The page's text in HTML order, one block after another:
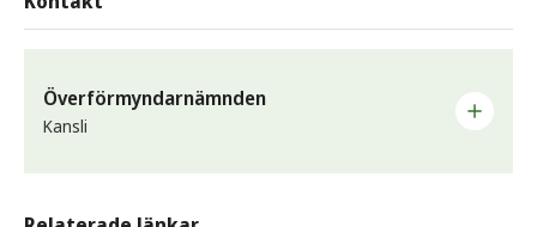
Överförmyndarnämnden
Kansli
förmynderskap är du välkommen att kontakta